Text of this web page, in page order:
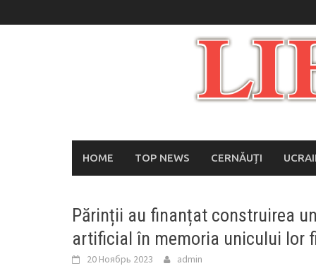
to
HOME TOP NEWS CERNĂUȚI
Părinții au finanțat construirea
artificial în memoria unicului lor
20 Ноябрь 2023 admin